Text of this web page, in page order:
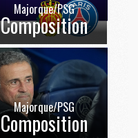
Majorque/PSG
Composition
Majorque/PSG
Composition